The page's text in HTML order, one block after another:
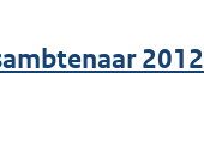
2012